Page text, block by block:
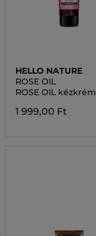
HELLO NATURE
ROSE OIL
ROSE OIL kézkrém
1 999,00 Ft